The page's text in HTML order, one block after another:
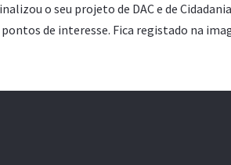
o seu projeto de DAC e de
de interesse. Fica registado na